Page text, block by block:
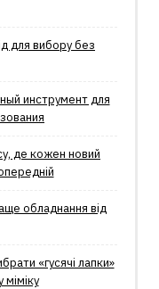
для вибору без
инструмент для
де кожен новий
обладнання від
«гусячі лапки»